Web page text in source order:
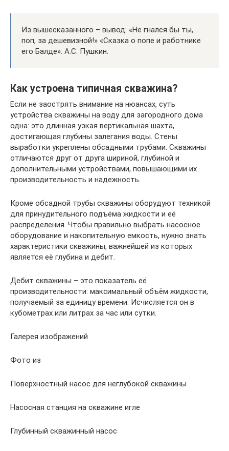
Из вышесказанного – вывод: «Не гнался бы ты,
поп, за дешевизной!» «Сказка о попе и работнике
его Балде». А.С. Пушкин.
Как устроена типичная скважина?
Если не заострять внимание на нюансах, суть
устройства скважины на воду для загородного дома
одна: это длинная узкая вертикальная шахта,
достигающая глубины залегания воды. Стены
выработки укреплены обсадными трубами. Скважины
отличаются друг от друга шириной, глубиной и
дополнительными устройствами, повышающими их
производительность и надежность.
Кроме обсадной трубы скважины оборудуют техникой
для принудительного подъёма жидкости и её
распределения. Чтобы правильно выбрать насосное
оборудование и накопительную емкость, нужно знать
характеристики скважины, важнейшей из которых
является её глубина и дебит.
Дебит скважины – это показатель её
производительности: максимальный объём жидкости,
получаемый за единицу времени. Исчисляется он в
кубометрах или литрах за час или сутки.
Галерея изображений
Фото из
Поверхностный насос для неглубокой скважины
Насосная станция на скважине игле
Глубинный скважинный насос